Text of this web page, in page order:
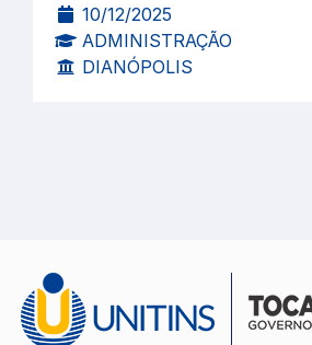
10/12/2025
ADMINISTRAÇÃO
DIANÓPOLIS